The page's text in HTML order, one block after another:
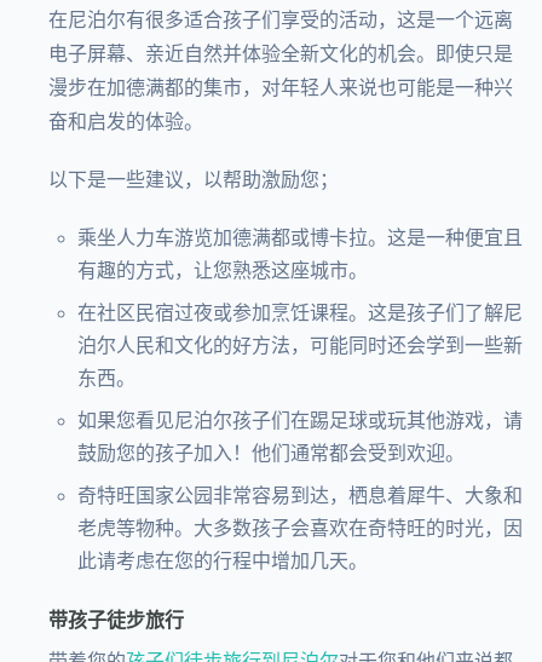
在尼泊尔有很多适合孩子们享受的活动，这是一个远离
电子屏幕、亲近自然并体验全新文化的机会。即使只是
漫步在加德满都的集市，对年轻人来说也可能是一种兴
奋和启发的体验。
以下是一些建议，以帮助激励您；
乘坐人力车游览加德满都或博卡拉。这是一种便宜且
有趣的方式，让您熟悉这座城市。
在社区民宿过夜或参加烹饪课程。这是孩子们了解尼
泊尔人民和文化的好方法，可能同时还会学到一些新
东西。
如果您看见尼泊尔孩子们在踢足球或玩其他游戏，请
鼓励您的孩子加入！他们通常都会受到欢迎。
奇特旺国家公园非常容易到达，栖息着犀牛、大象和
老虎等物种。大多数孩子会喜欢在奇特旺的时光，因
此请考虑在您的行程中增加几天。
带孩子徒步旅行